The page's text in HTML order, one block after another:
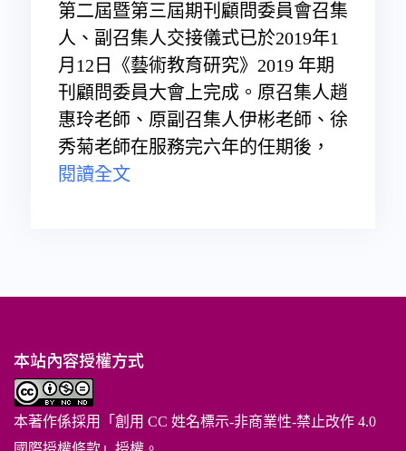
第二屆暨第三屆期刊顧問委員會召集
人、副召集人交接儀式已於2019年1
月12日《藝術教育研究》2019 年期
刊顧問委員大會上完成。原召集人趙
惠玲老師、原副召集人伊彬老師、徐
秀菊老師在服務完六年的任期後，
閱讀全文
本站內容授權方式
本著作係採用「 創用 CC 姓名標示-非商業性-禁止改作 4.0